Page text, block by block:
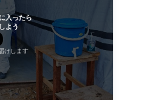
入ったら
よう
けします